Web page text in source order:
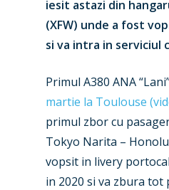
iesit astazi din
(XFW) unde a fost
si va intra in serviciul
Primul A380 ANA
martie la Toulouse
primul zbor cu
Tokyo Narita –
vopsit in livery
in 2020 si va zbura tot